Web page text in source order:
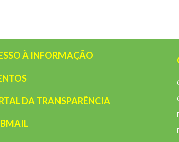
À INFORMAÇÃO
DA TRANSPARÊNCIA